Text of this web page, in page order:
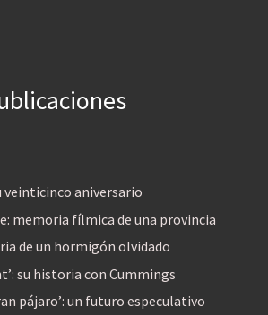
veinticinco aniversario
memoria fílmica de una provincia
de un hormigón olvidado
su historia con Cummings
pájaro’: un futuro especulativo